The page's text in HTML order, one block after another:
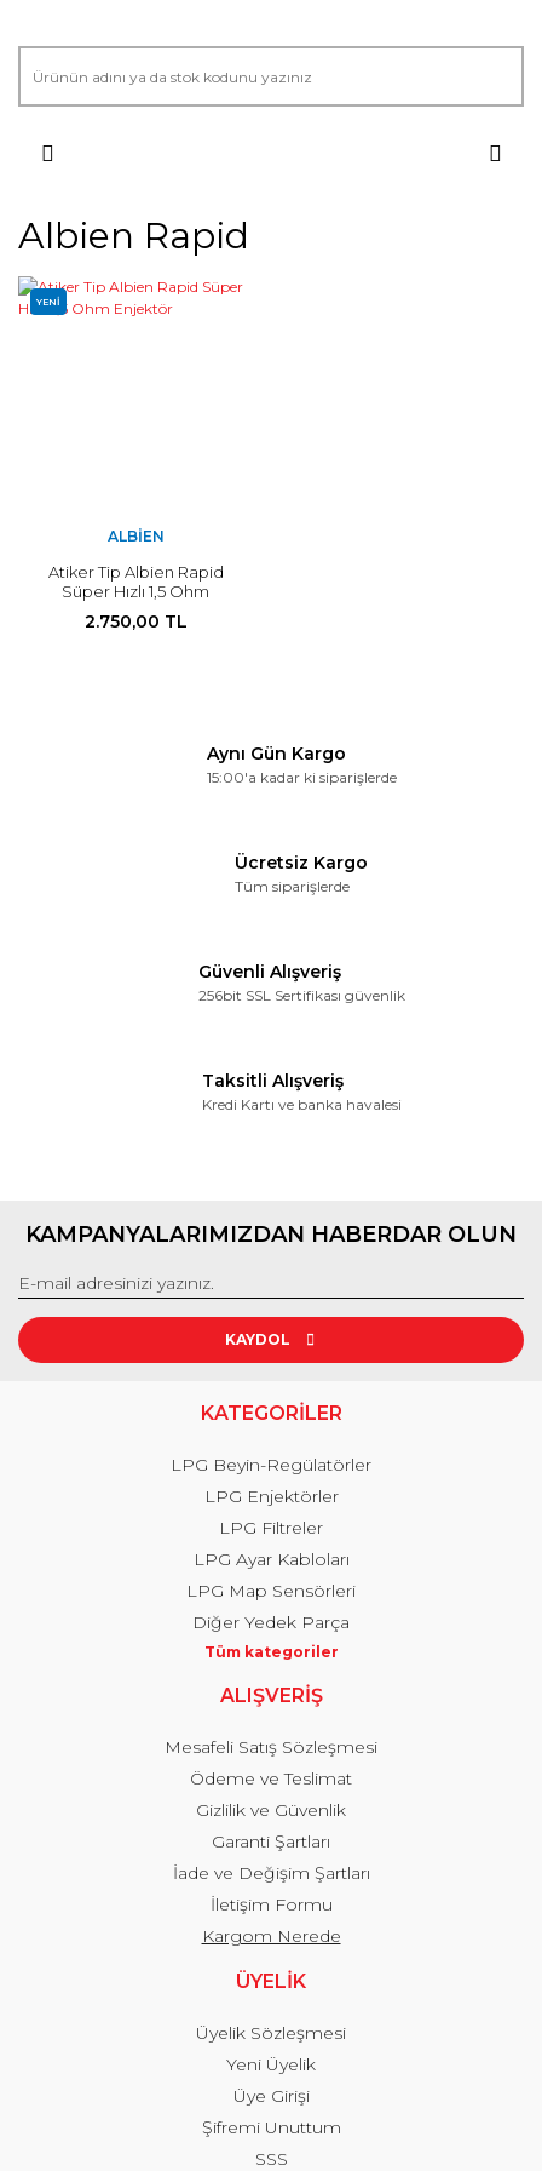
Albien Rapid
YENİ
ALBIEN
Atiker Tip Albien Rapid
Süper Hızlı 1,5 Ohm
2.750,00 TL
Aynı Gün Kargo
15:00'a kadar ki siparişlerde
Ücretsiz Kargo
Tüm siparişlerde
Güvenli Alışveriş
256bit SSL Sertifikası güvenlik
Taksitli Alışveriş
Kredi Kartı ve banka havalesi
KAMPANYALARIMIZDAN HABERDAR OLUN
KAYDOL
KATEGORİLER
LPG Beyin-Regülatörler
LPG Enjektörler
LPG Filtreler
LPG Ayar Kabloları
LPG Map Sensörleri
Diğer Yedek Parça
Tüm kategoriler
ALIŞVERİŞ
Mesafeli Satış Sözleşmesi
Ödeme ve Teslimat
Gizlilik ve Güvenlik
Garanti Şartları
İade ve Değişim Şartları
İletişim Formu
Kargom Nerede
ÜYELİK
Üyelik Sözleşmesi
Yeni Üyelik
Üye Girişi
Şifremi Unuttum
SSS